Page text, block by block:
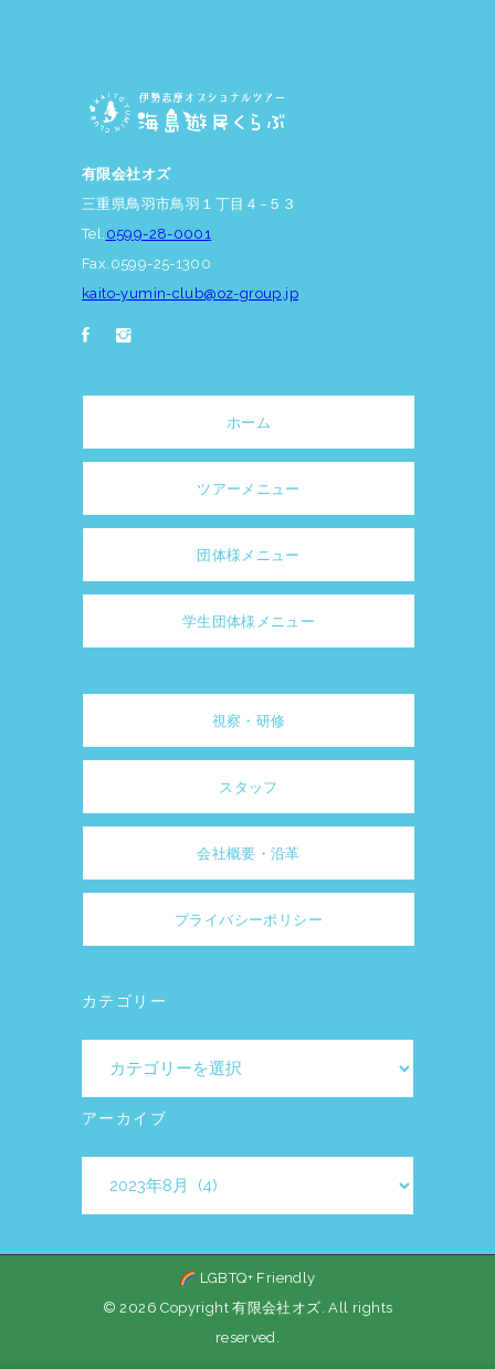
有限会社オズ
三重県鳥羽市鳥羽１丁目４−５３
Tel. 0599-28-0001
Fax.0599-25-1300
kaito-yumin-club@oz-group.jp
ホーム
ツアーメニュー
団体様メニュー
学生団体様メニュー
視察・研修
スタッフ
会社概要・沿革
プライバシーポリシー
カテゴリー
ゴ
アーカイブ
イ
LGBTQ+ Friendly
© 2026 Copyright 有限会社オズ. All rights
reserved.